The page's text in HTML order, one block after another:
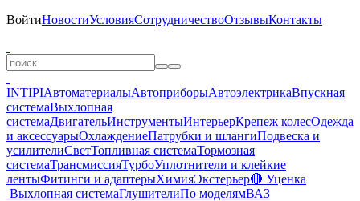
ВойтиНовостиУсловияСотрудничествоОтзывыКонтакты
INTIPIАвтоматериалыАвтоприборыАвтоэлектрикаВпускная
системаВыхлопная
системаДвигательИнструментыИнтерьерКрепеж колесОдежда
и аксессуарыОхлаждениеПатрубки и шлангиПодвеска и
усилителиСветТопливная системаТормозная
системаТрансмиссияТурбоУплотнители и клейкие
лентыФитинги и адаптерыХимияЭкстерьер🔴 Уценка
Выхлопная системаГлушителиПо моделямВАЗ